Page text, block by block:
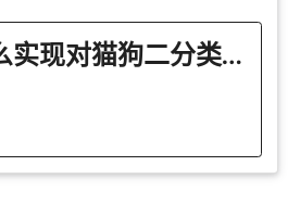
PyTorch怎么实现对猫狗二分类训练集进行读取